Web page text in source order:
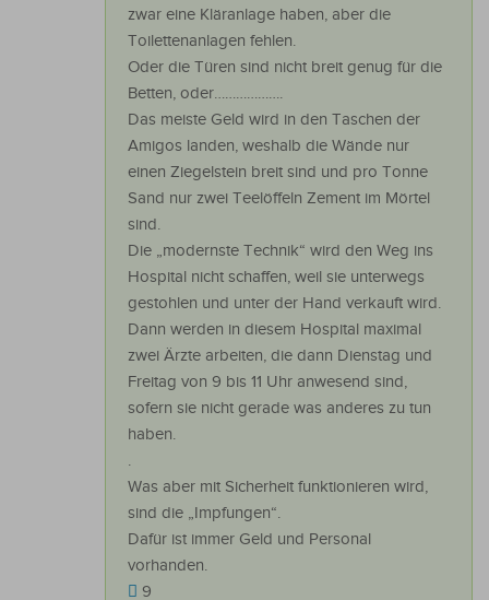
zwar eine Kläranlage haben, aber die
Toilettenanlagen fehlen.
Oder die Türen sind nicht breit genug für die
Betten, oder……………….
Das meiste Geld wird in den Taschen der
Amigos landen, weshalb die Wände nur
einen Ziegelstein breit sind und pro Tonne
Sand nur zwei Teelöffeln Zement im Mörtel
sind.
Die „modernste Technik“ wird den Weg ins
Hospital nicht schaffen, weil sie unterwegs
gestohlen und unter der Hand verkauft wird.
Dann werden in diesem Hospital maximal
zwei Ärzte arbeiten, die dann Dienstag und
Freitag von 9 bis 11 Uhr anwesend sind,
sofern sie nicht gerade was anderes zu tun
haben.
.
Was aber mit Sicherheit funktionieren wird,
sind die „Impfungen“.
Dafür ist immer Geld und Personal
vorhanden.
9